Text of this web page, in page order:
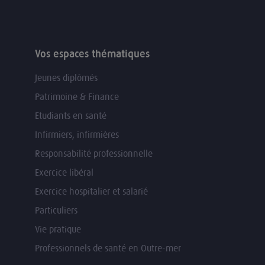
Vos espaces thématiques
Jeunes diplômés
Patrimoine & Finance
Etudiants en santé
Infirmiers, infirmières
Responsabilité professionnelle
Exercice libéral
Exercice hospitalier et salarié
Particuliers
Vie pratique
Professionnels de santé en Outre-mer